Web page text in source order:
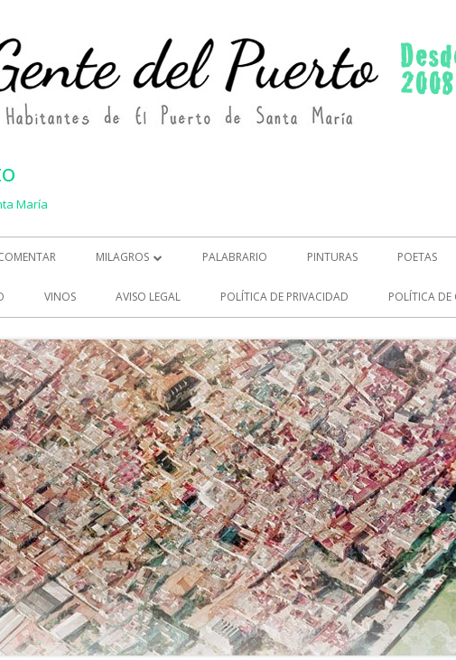
María
MILAGROS
MILAGROS (2)
PALABRARIO PINTURAS POETAS
VINOS AVISO LEGAL POLÍTICA DE PRIVACIDAD POLÍTICA DE